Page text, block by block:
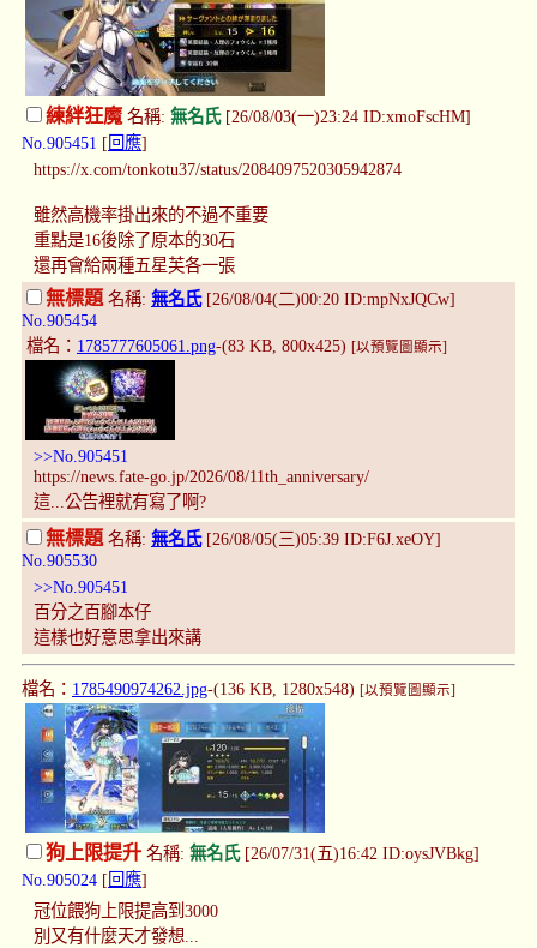
練絆狂魔 名稱: 無名氏[26/08/03(一)23:24 ID:xmoFscHM]
No.905451 [ 回應]
https://x.com/tonkotu37/status/2084097520305942874
雖然高機率掛出來的不過不重要
重點是16後除了原本的30石
還再會給兩種五星芙各一張
無標題 名稱: 無名氏[26/08/04(二)00:20 ID:mpNxJQCw]
No.905454
檔名： 1785777605061.png-(83 KB, 800x425) [以預覽圖顯示]
>>No.905451
https://news.fate-go.jp/2026/08/11th_anniversary/
這...公告裡就有寫了啊?
無標題名稱: 無名氏[26/08/05(三)05:39 ID:F6J.xeOY]
No.905530
>>No.905451
百分之百腳本仔
這樣也好意思拿出來講
檔名： 1785490974262.jpg-(136 KB, 1280x548) [以預覽圖顯示]
狗上限提升 名稱: 無名氏[26/07/31(五)16:42 ID:oysJVBkg]
No.905024 [ 回應]
冠位餵狗上限提高到3000
別又有什麼天才發想...